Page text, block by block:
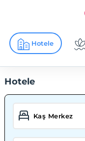
Hotele
Hotele